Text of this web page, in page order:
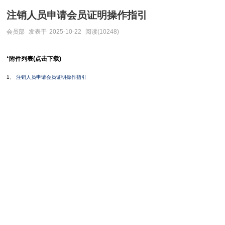
注销人员申请会员证明操作指引
会员部 发表于 2025-10-22 阅读(10248)
*附件列表(点击下载)
1、注销人员申请会员证明操作指引